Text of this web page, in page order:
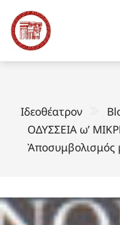
Ιδεοθέατρον
ΟΔΥΣΣΕΙΑ ω’
Ἀποσυμβολισμός